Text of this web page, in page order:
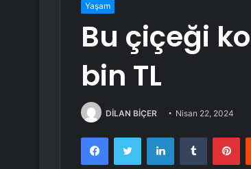
Yaşam
Bu çiçeği
bin TL
DİLAN BİÇER Nisan 22, 2024
FacebookTwitter LinkedInTumblr